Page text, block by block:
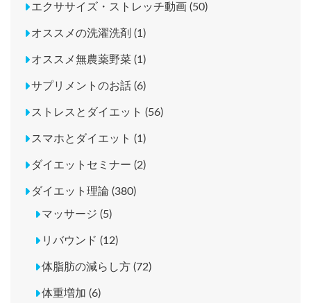
エクササイズ・ストレッチ動画 (50)
オススメの洗濯洗剤 (1)
オススメ無農薬野菜 (1)
サプリメントのお話 (6)
ストレスとダイエット (56)
スマホとダイエット (1)
ダイエットセミナー (2)
ダイエット理論 (380)
マッサージ (5)
リバウンド (12)
体脂肪の減らし方 (72)
体重増加 (6)